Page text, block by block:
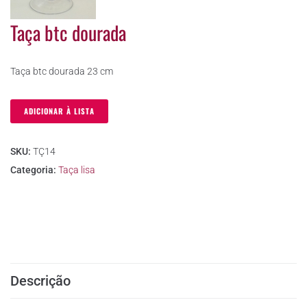
Taça btc dourada
Taça btc dourada 23 cm
ADICIONAR À LISTA
SKU: TÇ14
Categoria: Taça lisa
Descrição